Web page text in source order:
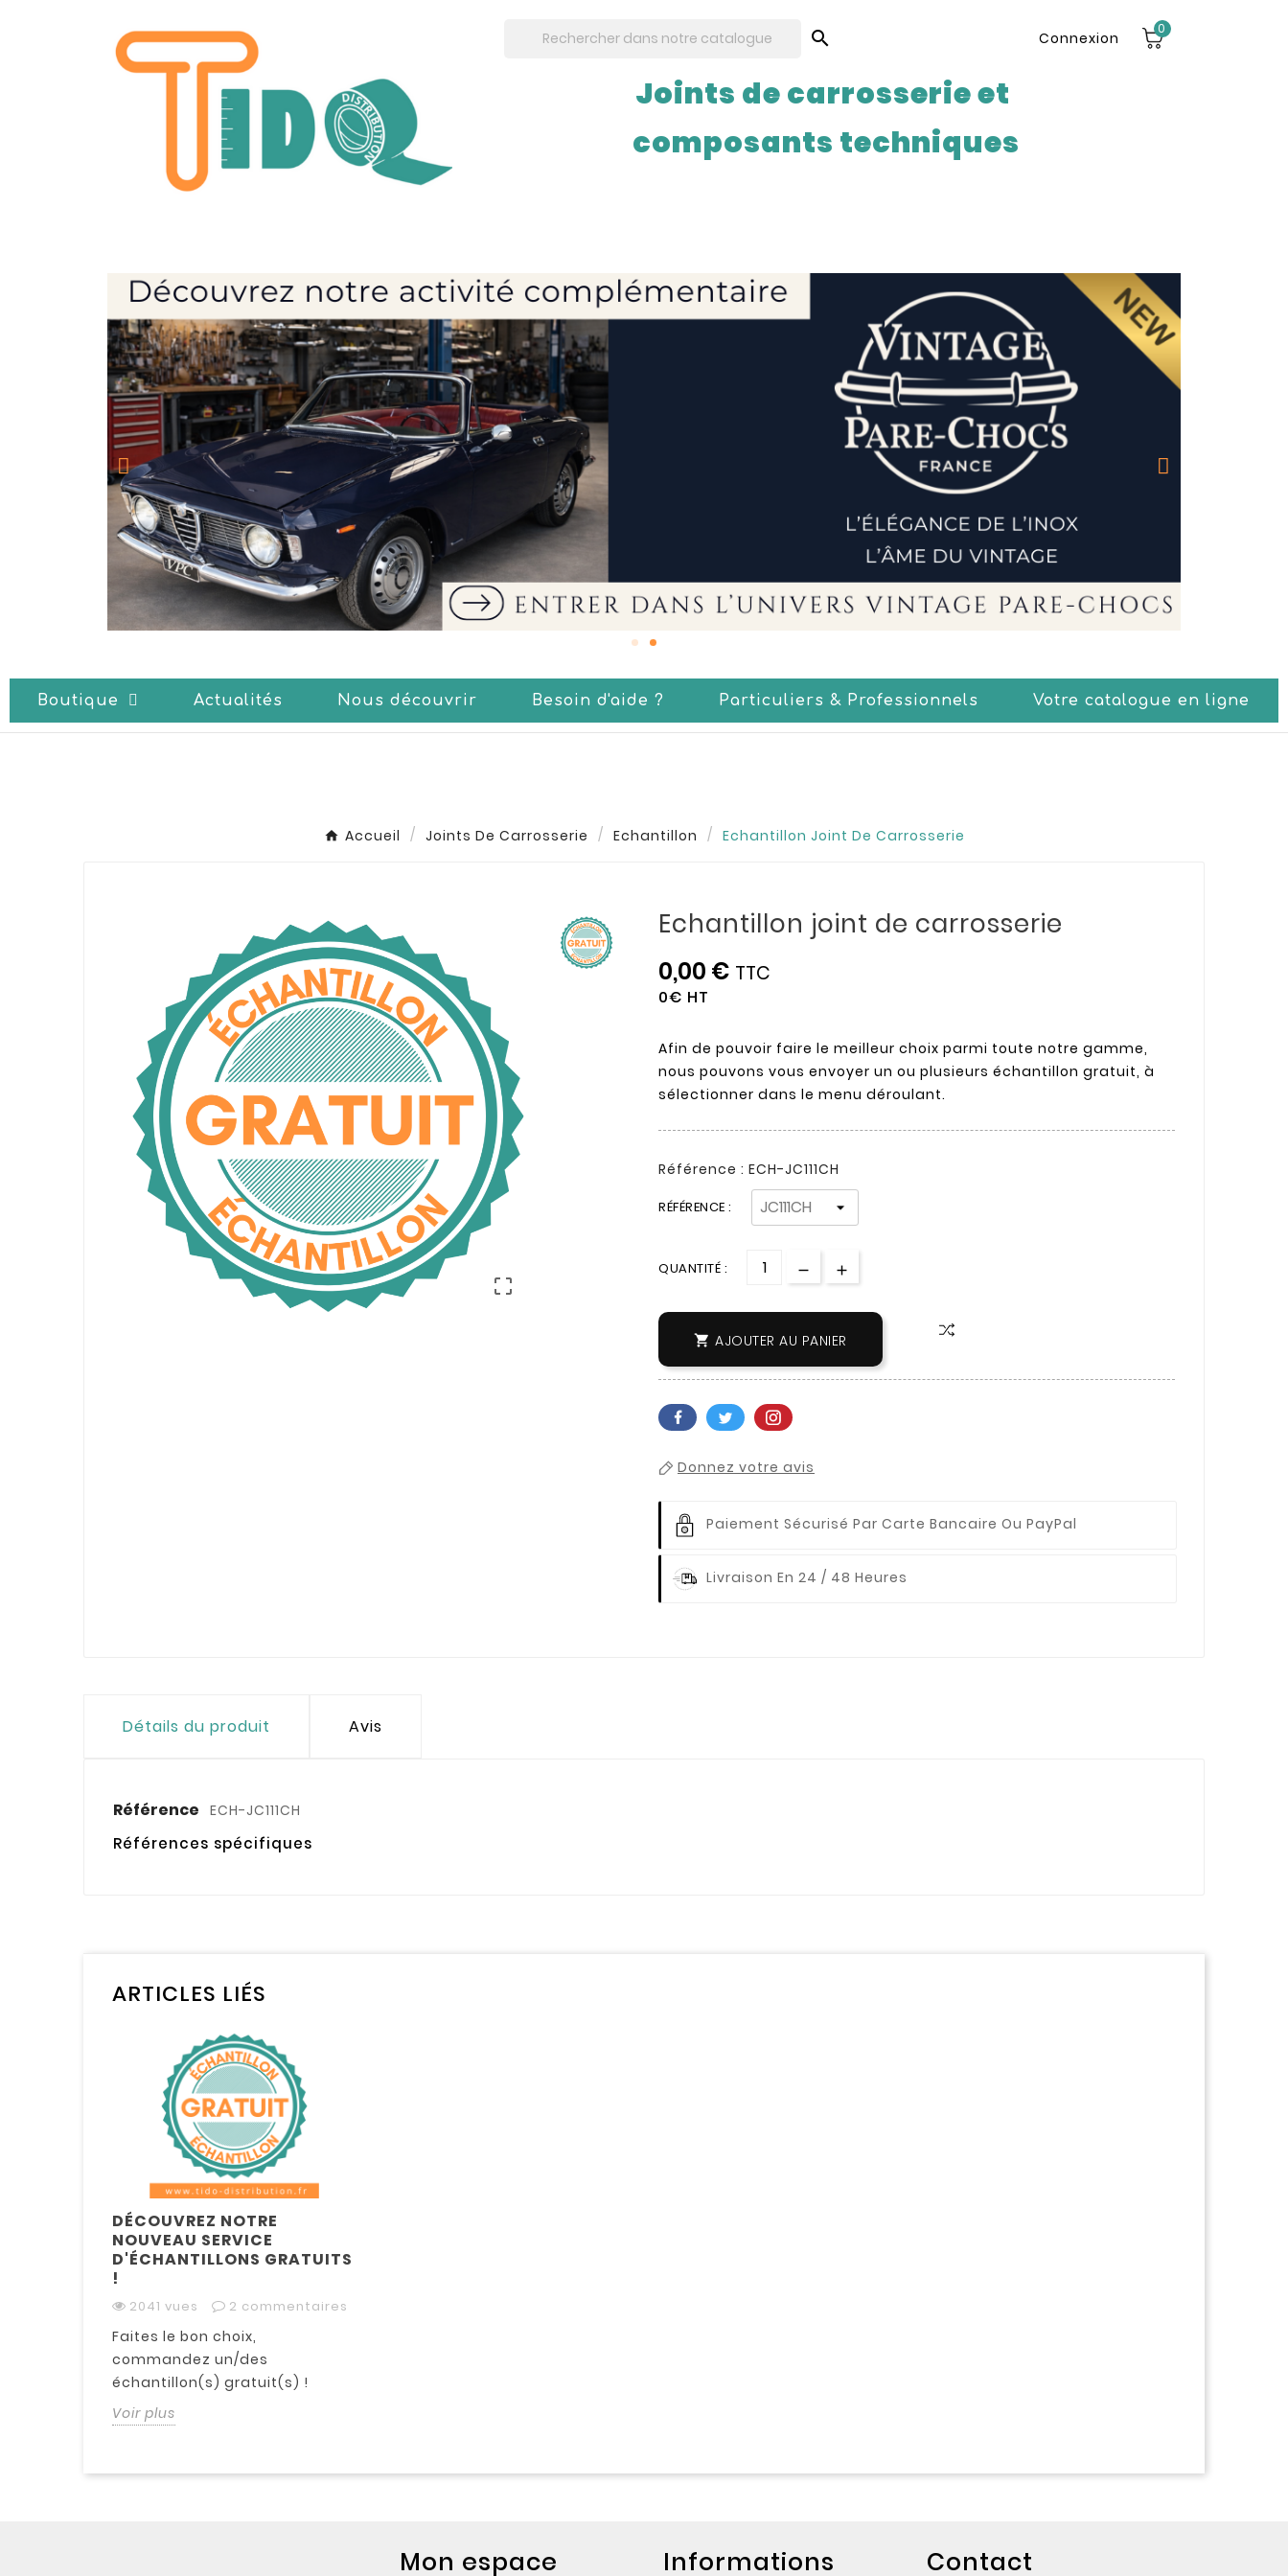
 Connexion
0
Joints de carrosserie et
composants techniques
Boutique Actualités Nous découvrir Besoin d'aide ? Particuliers & Professionnels Votre catalogue en ligne
Accueil Joints De Carrosserie Echantillon Echantillon Joint De Carrosserie

Echantillon joint de carrosserie
0,00 € TTC
0€ HT
Afin de pouvoir faire le meilleur choix parmi toute notre gamme,
nous pouvons vous envoyer un ou plusieurs échantillon gratuit, à
sélectionner dans le menu déroulant.
Référence : ECH-JC111CH
RÉFÉRENCE :
QUANTITÉ :
 AJOUTER AU PANIER
Donnez votre avis
Paiement Sécurisé Par Carte Bancaire Ou PayPal
Livraison En 24 / 48 Heures
Détails du produit Avis
Référence ECH-JC111CH
Références spécifiques
ARTICLES LIÉS
DÉCOUVREZ NOTRE
NOUVEAU SERVICE
D'ÉCHANTILLONS GRATUITS
!
2041 vues 2 commentaires
Faites le bon choix,
commandez un/des
échantillon(s) gratuit(s) !
Voir plus
Mon espace Informations Contact